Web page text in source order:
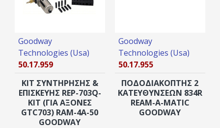
Goodway
Technologies (Usa)
50.17.959
ΚΙΤ ΣΥΝΤΗΡΗΣΗΣ &
ΕΠΙΣΚΕΥΗΣ REP-703Q-
KIT (ΓΙΑ ΆΞΟΝΕΣ
GTC703) RAM-4A-50
GOODWAY
Goodway
Technologies (Usa)
50.17.955
ΠΟΔΟΔΙΑΚΟΠΤΗΣ 2
ΚΑΤΕΥΘΎΝΣΕΩΝ 834R
REAM-A-MATIC
GOODWAY